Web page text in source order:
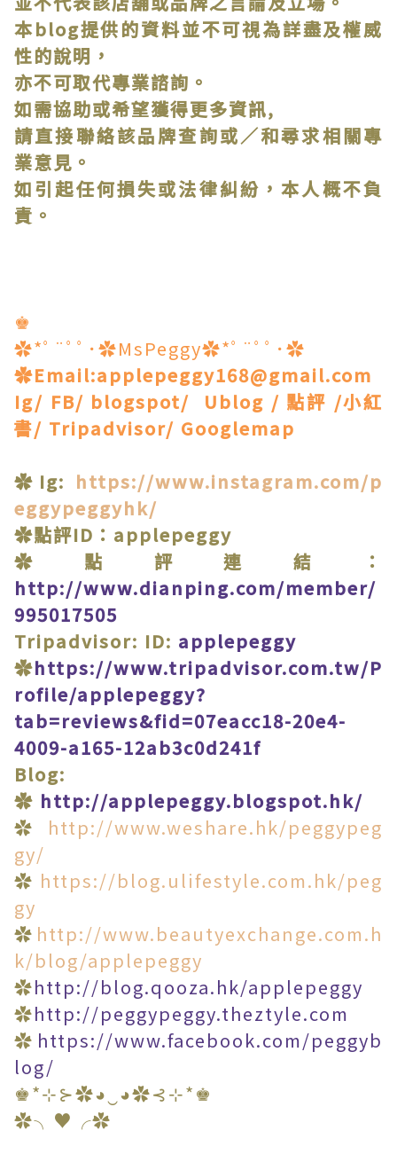
本blog提供的資料並不可視為詳盡及權威
性的說明，
亦不可取代專業諮詢。
如需協助或希望獲得更多資訊,
請直接聯絡該品牌查詢或∕和尋求相關專
業意見。
如引起任何損失或法律糾紛，本人概不負
責。
♚
✿*ﾟ¨ﾟﾟ･✿MsPeggy✿*ﾟ¨ﾟﾟ･✿
✿Email:applepeggy168@gmail.com
Ig/ FB/ blogspot/ Ublog / 點評 /小紅
書/ Tripadvisor/ Googlemap
✿Ig: https://www.instagram.com/p
eggypeggyhk/
✿點評ID：applepeggy
✿點評連結：
http://www.dianping.com/member/
995017505
Tripadvisor: ID: applepeggy
✿https://www.tripadvisor.com.tw/P
rofile/applepeggy?
tab=reviews&fid=07eacc18-20e4-
4009-a165-12ab3c0d241f
Blog:
✿ http://applepeggy.blogspot.hk/
✿ http://www.weshare.hk/peggypeg
gy/
✿ https://blog.ulifestyle.com.hk/peg
gy
✿ http://www.beautyexchange.com.h
k/blog/applepeggy
✿http://blog.qooza.hk/applepeggy
✿http://peggypeggy.theztyle.com
✿ https://www.facebook.com/peggyb
log/
♚*⊹⊱✿◕‿◕✿⊰⊹*♚
✿╮♥╭✿